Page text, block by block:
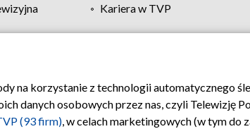
Kariera w TVP
Polityka prywatności Moje zgody Pomoc
na korzystanie z technologii automatycznego
danych osobowych przez nas, czyli Telewizję
(93 firm), w celach marketingowych (w tym do